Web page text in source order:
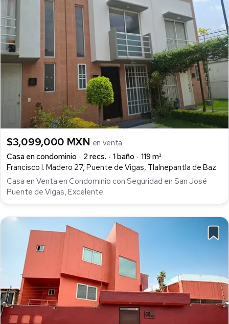
$3,099,000 MXN en venta
Casa en condominio
2 recs. 1 baño
119 m²
Francisco I. Madero 27, Puente de Vigas, Tlalnepantla de Baz
Casa en Venta en Condominio con Seguridad en San José
Puente de Vigas, Excelente